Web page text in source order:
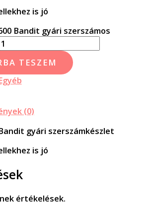
is jó
Bandit gyári szerszámos
TESZEM
(0)
gyári szerszámkészlet
is jó
értékelések.